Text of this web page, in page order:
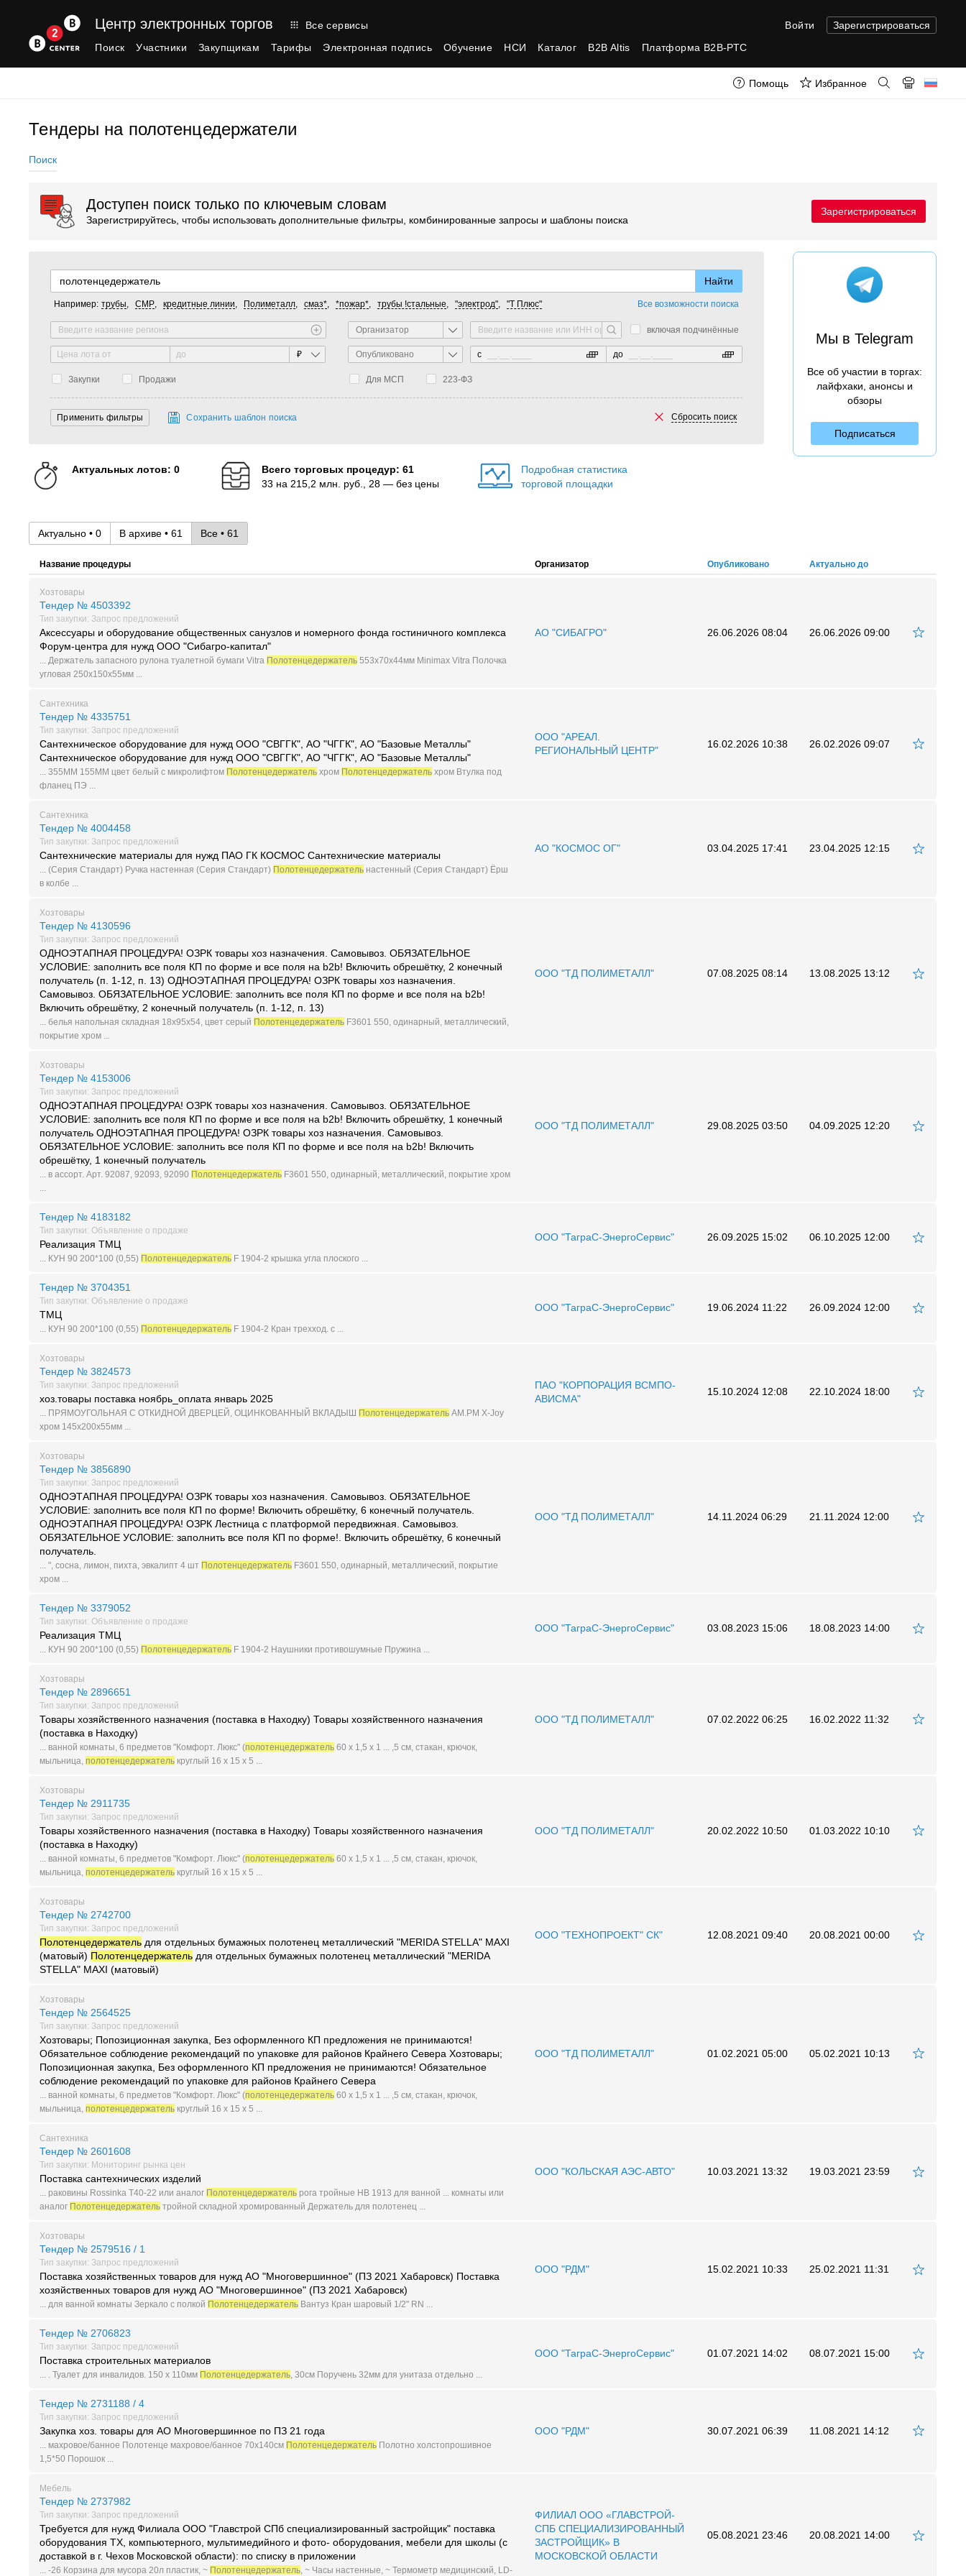
Все сервисы
Центр электронных торгов Войти
Зарегистрироваться
Поиск
Участники Закупщикам Тарифы Электронная подпись Обучение НСИ Каталог B2B Altis Платформа B2B-РТС
Помощь Избранное
Тендеры на полотенцедержатели
Поиск
Доступен поиск только по ключевым словам
Зарегистрируйтесь, чтобы использовать дополнительные фильтры, комбинированные запросы и шаблоны поиска
Зарегистрироваться
Например: трубы, СМР, кредитные линии, Полиметалл, смаз*, *пожар*, трубы !стальные, "электрод", "Т Плюс" Все возможности поиска
Организатор включая подчинённые
₽ Опубликовано с до
Закупки Продажи Для МСП 223-ФЗ
Сохранить шаблон поиска Сбросить поиск
Актуальных лотов: 0
Всего торговых процедур: 61
33 на 215,2 млн. руб., 28 — без цены
Подробная статистика
торговой площадки
Мы в Telegram
Все об участии в торгах:
лайфхаки, анонсы и
обзоры
Подписаться
Актуально • 0 В архиве • 61 Все • 61
Название процедуры Организатор Опубликовано Актуально до
Хозтовары
Тендер № 4503392
Тип закупки: Запрос предложений
Аксессуары и оборудование общественных санузлов и номерного фонда гостиничного комплекса
Форум-центра для нужд ООО "Сибагро-капитал"
... Держатель запасного рулона туалетной бумаги Vitra Полотенцедержатель 553х70х44мм Minimax Vitra Полочка
угловая 250x150x55мм ...
АО "СИБАГРО" 26.06.2026 08:04 26.06.2026 09:00
Сантехника
Тендер № 4335751
Тип закупки: Запрос предложений
Сантехническое оборудование для нужд ООО "СВГГК", АО "ЧГГК", АО "Базовые Металлы"
Сантехническое оборудование для нужд ООО "СВГГК", АО "ЧГГК", АО "Базовые Металлы"
... 355ММ 155ММ цвет белый с микролифтом Полотенцедержатель хром Полотенцедержатель хром Втулка под
фланец ПЭ ...
ООО "АРЕАЛ.
РЕГИОНАЛЬНЫЙ ЦЕНТР"
16.02.2026 10:38 26.02.2026 09:07
Сантехника
Тендер № 4004458
Тип закупки: Запрос предложений
Сантехнические материалы для нужд ПАО ГК КОСМОС Сантехнические материалы
... (Серия Стандарт) Ручка настенная (Серия Стандарт) Полотенцедержатель настенный (Серия Стандарт) Ёрш
в колбе ...
АО "КОСМОС ОГ" 03.04.2025 17:41 23.04.2025 12:15
Хозтовары
Тендер № 4130596
Тип закупки: Запрос предложений
ОДНОЭТАПНАЯ ПРОЦЕДУРА! ОЗРК товары хоз назначения. Самовывоз. ОБЯЗАТЕЛЬНОЕ
УСЛОВИЕ: заполнить все поля КП по форме и все поля на b2b! Включить обрешётку, 2 конечный
получатель (п. 1-12, п. 13) ОДНОЭТАПНАЯ ПРОЦЕДУРА! ОЗРК товары хоз назначения.
Самовывоз. ОБЯЗАТЕЛЬНОЕ УСЛОВИЕ: заполнить все поля КП по форме и все поля на b2b!
Включить обрешётку, 2 конечный получатель (п. 1-12, п. 13)
... белья напольная складная 18х95х54, цвет серый Полотенцедержатель F3601 550, одинарный, металлический,
покрытие хром ...
ООО "ТД ПОЛИМЕТАЛЛ" 07.08.2025 08:14 13.08.2025 13:12
Хозтовары
Тендер № 4153006
Тип закупки: Запрос предложений
ОДНОЭТАПНАЯ ПРОЦЕДУРА! ОЗРК товары хоз назначения. Самовывоз. ОБЯЗАТЕЛЬНОЕ
УСЛОВИЕ: заполнить все поля КП по форме и все поля на b2b! Включить обрешётку, 1 конечный
получатель ОДНОЭТАПНАЯ ПРОЦЕДУРА! ОЗРК товары хоз назначения. Самовывоз.
ОБЯЗАТЕЛЬНОЕ УСЛОВИЕ: заполнить все поля КП по форме и все поля на b2b! Включить
обрешётку, 1 конечный получатель
... в ассорт. Арт. 92087, 92093, 92090 Полотенцедержатель F3601 550, одинарный, металлический, покрытие хром
ООО "ТД ПОЛИМЕТАЛЛ" 29.08.2025 03:50 04.09.2025 12:20
Тендер № 4183182
Тип закупки: Объявление о продаже
Реализация ТМЦ
... КУН 90 200*100 (0,55) Полотенцедержатель F 1904-2 крышка угла плоского ...
ООО "ТаграС-ЭнергоСервис" 26.09.2025 15:02 06.10.2025 12:00
Тендер № 3704351
Тип закупки: Объявление о продаже
ТМЦ
... КУН 90 200*100 (0,55) Полотенцедержатель F 1904-2 Кран трехход. с ...
ООО "ТаграС-ЭнергоСервис" 19.06.2024 11:22 26.09.2024 12:00
Хозтовары
Тендер № 3824573
Тип закупки: Запрос предложений
хоз.товары поставка ноябрь_оплата январь 2025
... ПРЯМОУГОЛЬНАЯ С ОТКИДНОЙ ДВЕРЦЕЙ, ОЦИНКОВАННЫЙ ВКЛАДЫШ Полотенцедержатель АМ.РМ Х-Joy
хром 145х200х55мм ...
ПАО "КОРПОРАЦИЯ ВСМПО-
АВИСМА"
15.10.2024 12:08 22.10.2024 18:00
Хозтовары
Тендер № 3856890
Тип закупки: Запрос предложений
ОДНОЭТАПНАЯ ПРОЦЕДУРА! ОЗРК товары хоз назначения. Самовывоз. ОБЯЗАТЕЛЬНОЕ
УСЛОВИЕ: заполнить все поля КП по форме! Включить обрешётку, 6 конечный получатель.
ОДНОЭТАПНАЯ ПРОЦЕДУРА! ОЗРК Лестница с платформой передвижная. Самовывоз.
ОБЯЗАТЕЛЬНОЕ УСЛОВИЕ: заполнить все поля КП по форме!. Включить обрешётку, 6 конечный
получатель.
... ", сосна, лимон, пихта, эвкалипт 4 шт Полотенцедержатель F3601 550, одинарный, металлический, покрытие
хром ...
ООО "ТД ПОЛИМЕТАЛЛ" 14.11.2024 06:29 21.11.2024 12:00
Тендер № 3379052
Тип закупки: Объявление о продаже
Реализация ТМЦ
... КУН 90 200*100 (0,55) Полотенцедержатель F 1904-2 Наушники противошумные Пружина ...
ООО "ТаграС-ЭнергоСервис" 03.08.2023 15:06 18.08.2023 14:00
Хозтовары
Тендер № 2896651
Тип закупки: Запрос предложений
Товары хозяйственного назначения (поставка в Находку) Товары хозяйственного назначения
(поставка в Находку)
... ванной комнаты, 6 предметов "Комфорт. Люкс" (полотенцедержатель 60 х 1,5 х 1 ... ,5 см, стакан, крючок,
мыльница, полотенцедержатель круглый 16 х 15 х 5 ...
ООО "ТД ПОЛИМЕТАЛЛ" 07.02.2022 06:25 16.02.2022 11:32
Хозтовары
Тендер № 2911735
Тип закупки: Запрос предложений
Товары хозяйственного назначения (поставка в Находку) Товары хозяйственного назначения
(поставка в Находку)
... ванной комнаты, 6 предметов "Комфорт. Люкс" (полотенцедержатель 60 х 1,5 х 1 ... ,5 см, стакан, крючок,
мыльница, полотенцедержатель круглый 16 х 15 х 5 ...
ООО "ТД ПОЛИМЕТАЛЛ" 20.02.2022 10:50 01.03.2022 10:10
Хозтовары
Тендер № 2742700
Тип закупки: Запрос предложений
Полотенцедержатель для отдельных бумажных полотенец металлический "MERIDA STELLA" MAXI
(матовый) Полотенцедержатель для отдельных бумажных полотенец металлический "MERIDA
STELLA" MAXI (матовый)
ООО "ТЕХНОПРОЕКТ" СК" 12.08.2021 09:40 20.08.2021 00:00
Хозтовары
Тендер № 2564525
Тип закупки: Запрос предложений
Хозтовары; Попозиционная закупка, Без оформленного КП предложения не принимаются!
Обязательное соблюдение рекомендаций по упаковке для районов Крайнего Севера Хозтовары;
Попозиционная закупка, Без оформленного КП предложения не принимаются! Обязательное
соблюдение рекомендаций по упаковке для районов Крайнего Севера
... ванной комнаты, 6 предметов "Комфорт. Люкс" (полотенцедержатель 60 х 1,5 х 1 ... ,5 см, стакан, крючок,
мыльница, полотенцедержатель круглый 16 х 15 х 5 ...
ООО "ТД ПОЛИМЕТАЛЛ" 01.02.2021 05:00 05.02.2021 10:13
Сантехника
Тендер № 2601608
Тип закупки: Мониторинг рынка цен
Поставка сантехнических изделий
... раковины Rossinka T40-22 или аналог Полотенцедержатель рога тройные НВ 1913 для ванной ... комнаты или
аналог Полотенцедержатель тройной складной хромированный Держатель для полотенец ...
ООО "КОЛЬСКАЯ АЭС-АВТО" 10.03.2021 13:32 19.03.2021 23:59
Хозтовары
Тендер № 2579516 / 1
Тип закупки: Запрос предложений
Поставка хозяйственных товаров для нужд АО "Многовершинное" (ПЗ 2021 Хабаровск) Поставка
хозяйственных товаров для нужд АО "Многовершинное" (ПЗ 2021 Хабаровск)
... для ванной комнаты Зеркало с полкой Полотенцедержатель Вантуз Кран шаровый 1/2" RN ...
ООО "РДМ" 15.02.2021 10:33 25.02.2021 11:31
Тендер № 2706823
Тип закупки: Запрос предложений
Поставка строительных материалов
... . Туалет для инвалидов. 150 x 110мм Полотенцедержатель , 30см Поручень 32мм для унитаза отдельно ...
ООО "ТаграС-ЭнергоСервис" 01.07.2021 14:02 08.07.2021 15:00
Тендер № 2731188 / 4
Тип закупки: Запрос предложений
Закупка хоз. товары для АО Многовершинное по ПЗ 21 года
... махровое/банное Полотенце махровое/банное 70х140см Полотенцедержатель Полотно холстопрошивное
1,5*50 Порошок ...
ООО "РДМ" 30.07.2021 06:39 11.08.2021 14:12
Мебель
Тендер № 2737982
Тип закупки: Запрос предложений
Требуется для нужд Филиала ООО "Главстрой СПб специализированный застройщик" поставка
оборудования ТХ, компьютерного, мультимедийного и фото- оборудования, мебели для школы (с
доставкой в г. Чехов Московской области): по списку в приложении
... -26 Корзина для мусора 20л пластик, ~ Полотенцедержатель , ~ Часы настенные, ~ Термометр медицинский, LD-
ФИЛИАЛ ООО «ГЛАВСТРОЙ-
СПБ СПЕЦИАЛИЗИРОВАННЫЙ
ЗАСТРОЙЩИК» В
МОСКОВСКОЙ ОБЛАСТИ
05.08.2021 23:46 20.08.2021 14:00